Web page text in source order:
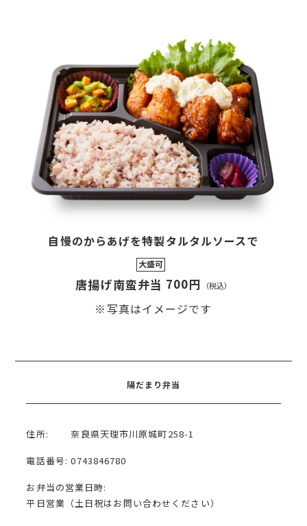
自慢のからあげを特製タルタルソースで
大盛可
唐揚げ南蛮弁当 700円 （税込）
※写真はイメージです
陽だまり弁当
住所: 奈良県天理市川原城町258-1
電話番号: 0743846780
お弁当の営業日時:
平日営業（土日祝はお問い合わせください）